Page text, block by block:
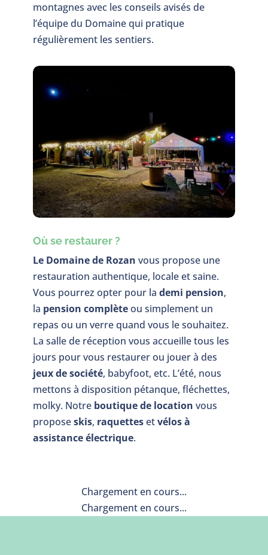
montagnes avec les conseils avisés de
l’équipe du Domaine qui pratique
régulièrement les sentiers.
Où se restaurer ?
Le Domaine de Rozan vous propose une
restauration authentique, locale et saine.
Vous pourrez opter pour la demi pension,
la pension complèteou simplement un
repas ou un verre quand vous le souhaitez.
La salle de réception vous accueille tous les
jours pour vous restaurer ou jouer à des
jeux de société, babyfoot, etc. L’été, nous
mettons à disposition pétanque, fléchettes,
molky. Notre boutique de location vous
proposeskis, raquettesetvélos à
assistance électrique.
Chargement en cours...
Chargement en cours...